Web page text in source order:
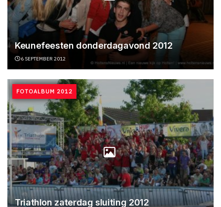
Keunefeesten donderdagavond 2012
6 SEPTEMBER 2012
FOTOALBUM 2012
Triathlon zaterdag sluiting 2012